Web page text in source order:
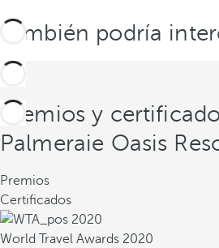
También podría
Premios y
Palmeraie Oasis
Premios
Certificados
World Travel Awards 2020